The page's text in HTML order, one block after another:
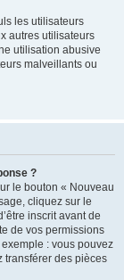
les utilisateurs
autres utilisateurs
utilisation abusive
malveillants ou
?
le bouton « Nouveau
cliquez sur le
inscrit avant de
de vos permissions
: vous pouvez
transférer des pièces